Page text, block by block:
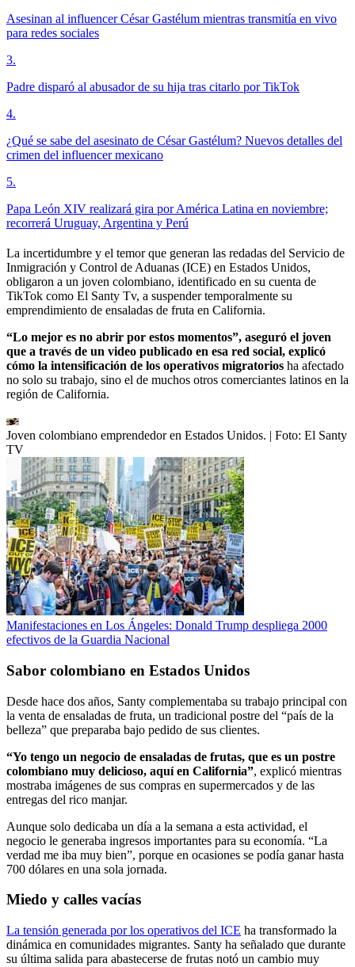
Asesinan al influencer César Gastélum mientras transmitía en vivo
para redes sociales
3.
Padre disparó al abusador de su hija tras citarlo por TikTok
4.
¿Qué se sabe del asesinato de César Gastélum? Nuevos detalles del
crimen del influencer mexicano
5.
Papa León XIV realizará gira por América Latina en noviembre;
recorrerá Uruguay, Argentina y Perú
La incertidumbre y el temor que generan las redadas del Servicio de
Inmigración y Control de Aduanas (ICE) en Estados Unidos,
obligaron a un joven colombiano, identificado en su cuenta de
TikTok como El Santy Tv, a suspender temporalmente su
emprendimiento de ensaladas de fruta en California.
“Lo mejor es no abrir por estos momentos”, aseguró el joven
que a través de un video publicado en esa red social, explicó
cómo la intensificación de los operativos migratorios ha afectado
no solo su trabajo, sino el de muchos otros comerciantes latinos en la
región de California.
Joven colombiano emprendedor en Estados Unidos. | Foto: El Santy
TV
Manifestaciones en Los Ángeles: Donald Trump despliega 2000
efectivos de la Guardia Nacional
Sabor colombiano en Estados Unidos
Desde hace dos años, Santy complementaba su trabajo principal con
la venta de ensaladas de fruta, un tradicional postre del “país de la
belleza” que preparaba bajo pedido de sus clientes.
“Yo tengo un negocio de ensaladas de frutas, que es un postre
colombiano muy delicioso, aquí en California”, explicó mientras
mostraba imágenes de sus compras en supermercados y de las
entregas del rico manjar.
Aunque solo dedicaba un día a la semana a esta actividad, el
negocio le generaba ingresos importantes para su economía. “La
verdad me iba muy bien”, porque en ocasiones se podía ganar hasta
700 dólares en una sola jornada.
Miedo y calles vacías
La tensión generada por los operativos del ICE ha transformado la
dinámica en comunidades migrantes. Santy ha señalado que durante
su última salida para abastecerse de frutas notó un cambio muy